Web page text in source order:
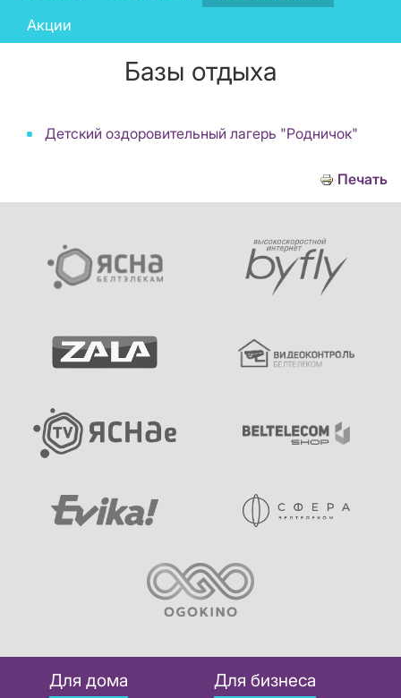
Акции
Базы отдыха
Детский оздоровительный лагерь "Родничок"
Печать
Для дома Для бизнеса